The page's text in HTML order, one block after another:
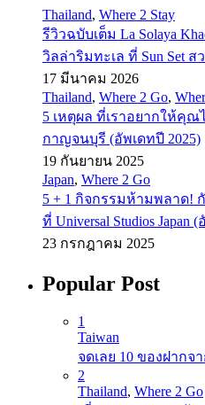
Thailand, Where 2 Stay
รีวิวฉบับเต็ม La Solaya
วิลล่าริมทะเล ที่ Sun Set
17 มีนาคม 2026
Thailand, Where 2 Go,
5 เหตุผล ที่เราอยากให้คุณ
กาญจนบุรี (อัพเดทปี 2025)
19 กันยายน 2025
Japan, Where 2 Go
5 + 1 กิจกรรมห้ามพลาด!
ที่ Universal Studios Japan
23 กรกฎาคม 2025
Popular Post
1
Taiwan
จดเลย 10 ของฝากจ
2
Thailand, Where 2 Go